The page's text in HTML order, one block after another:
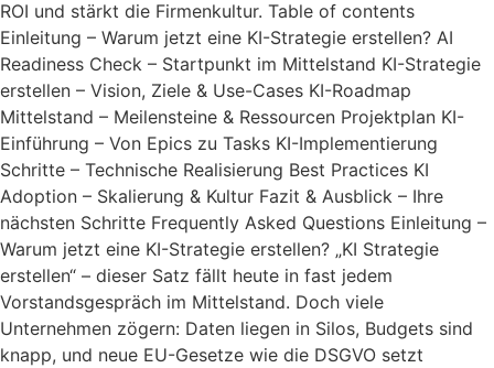
ROI und stärkt die Firmenkultur. Table of contents
Einleitung – Warum jetzt eine KI-Strategie erstellen? AI
Readiness Check – Startpunkt im Mittelstand KI-Strategie
erstellen – Vision, Ziele & Use-Cases KI-Roadmap
Mittelstand – Meilensteine & Ressourcen Projektplan KI-
Einführung – Von Epics zu Tasks KI-Implementierung
Schritte – Technische Realisierung Best Practices KI
Adoption – Skalierung & Kultur Fazit & Ausblick – Ihre
nächsten Schritte Frequently Asked Questions Einleitung –
Warum jetzt eine KI-Strategie erstellen? „KI Strategie
erstellen“ – dieser Satz fällt heute in fast jedem
Vorstandsgespräch im Mittelstand. Doch viele
Unternehmen zögern: Daten liegen in Silos, Budgets sind
knapp, und neue EU-Gesetze wie die DSGVO setzt